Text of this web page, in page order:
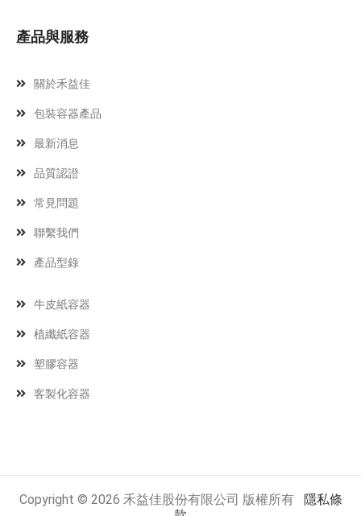
產品與服務
關於禾益佳
包裝容器產品
最新消息
品質認證
常見問題
聯繫我們
產品型錄
牛皮紙容器
植纖紙容器
塑膠容器
客製化容器
Copyright © 2026 禾益佳股份有限公司 版權所有 隱私條